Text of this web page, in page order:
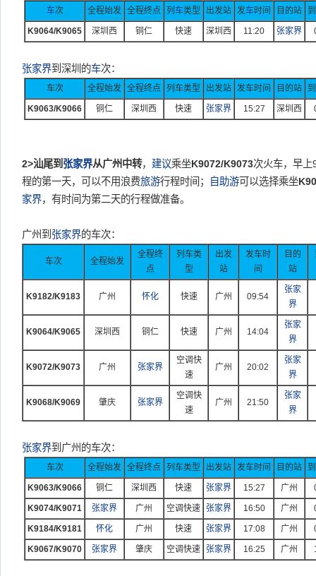
车次 全程始发 全程终点 列 车类型 出发站 发车时间 目的站
K9064/K9065 深圳西 铜仁 快速 深圳西 11:20 张家界
张家界到深圳的车次：
车次 全程始发 全程终点 列车类型 出发站 发车时间 目的站
K9063/K9066 铜仁 深圳西 快速 张家界 15:27 深圳西
2>汕尾到 张家界从广州中转， 建议乘坐K9072/K9073次火车，早上
程的第一天，可以不用浪费旅游行程时间； 自助游可以选择乘坐
家界，有时间为第二天的行程做准备。
广州到 张家界的车次：
车次 全程始发
全程终
点
列车类
型
出发
站
发车时
间
目的
站
K9182/K9183 广州 怀化 快速 广州 09:54
张家
界
K9064/K9065 深圳西 铜仁 快速 广州 14:04
张家
界
K9072/K9073 广州 张家界
空调快
速
广州 20:02
张家
界
K9068/K9069 肇庆 张家界
空调快
速
广州 21:50
张家
界
张家界到广州的车次：
车次 全程始发 全程终点 列车类型 出发站 发车时间 目的站
K9063/K9066 铜仁 深圳西 快速 张家界 15:27 广州
K9074/K9071 张家界 广州 空调快速 张家界 16:50 广州
K9184/K9181 怀化 广州 快速 张家界 17:08 广州
K9067/K9070 张家界 肇庆 空调快速 张家界 16:25 广州